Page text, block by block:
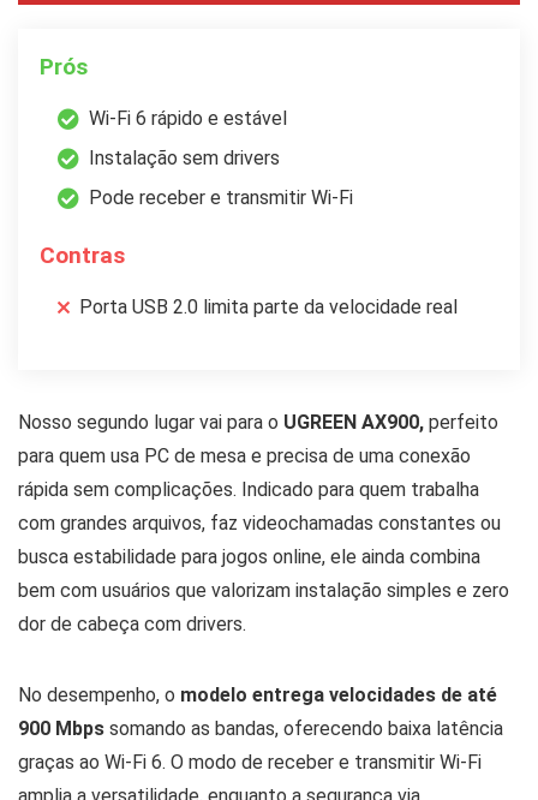
Prós
Wi-Fi 6 rápido e estável
Instalação sem drivers
Pode receber e transmitir Wi-Fi
Contras
Porta USB 2.0 limita parte da velocidade real
Nosso segundo lugar vai para o UGREEN AX900, perfeito
para quem usa PC de mesa e precisa de uma conexão
rápida sem complicações. Indicado para quem trabalha
com grandes arquivos, faz videochamadas constantes ou
busca estabilidade para jogos online, ele ainda combina
bem com usuários que valorizam instalação simples e zero
dor de cabeça com drivers.
No desempenho, o modelo entrega velocidades de até
900 Mbps somando as bandas, oferecendo baixa latência
graças ao Wi-Fi 6. O modo de receber e transmitir Wi-Fi
amplia a versatilidade, enquanto a segurança via